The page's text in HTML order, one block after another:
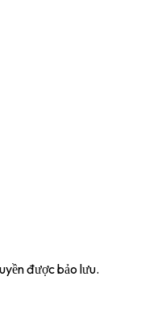
được bảo lưu.